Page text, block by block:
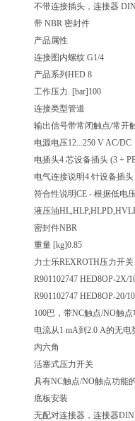
不带连接插头，连接器
带 NBR 密封件
产品属性
连接图 内螺纹 G1/4
产品系列 HED 8
工作压力. [bar]100
连接类型管道
输出信号带常闭触点/常开
电源电压12...250 V AC/DC
电插头4 芯设备插头 (3 +
电气连接说明4 针设备插头
符合性说明CE - 根据低电
液压油
密封件NBR
重量 [kg]0.85
力士乐REXROTH压力开关
R901102747 HED8OP-2X/
R901102747 HED8OP-20/
100巴，带NC触点/NO触
电流从1 mA到2.0 A的无
内六角
活塞式压力开关
具有NC触点/NO触点功能
底板安装
无配对连接器，连接器DIN